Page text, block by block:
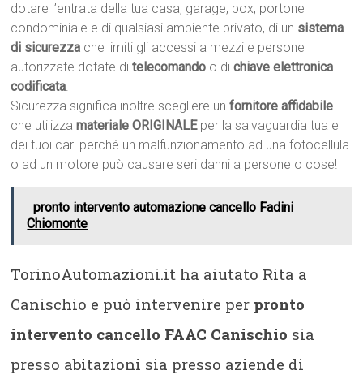
dotare l’entrata della tua casa, garage, box, portone
condominiale e di qualsiasi ambiente privato, di un sistema
di sicurezza che limiti gli accessi a mezzi e persone
autorizzate dotate ditelecomando o dichiave elettronica
codificata.
Sicurezza significa inoltre scegliere unfornitore affidabile
che utilizza materiale ORIGINALEper la salvaguardia tua e
dei tuoi cari perché un malfunzionamento ad una fotocellula
o ad un motore può causare seri danni a persone o cose!
pronto intervento automazione cancello Fadini
Chiomonte
TorinoAutomazioni.it ha aiutato Rita a
Canischio e può intervenire per pronto
intervento cancello FAAC Canischio sia
presso abitazioni sia presso aziende di